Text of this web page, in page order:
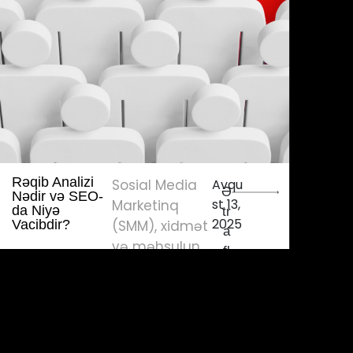
Rəqib Analizi
Nədir və SEO-
da Niyə
Vacibdir?
Sosial Media
Marketinq
(SMM), xidmət
və məhsulun
Avqu
st 13,
2025
Ə
tr
a
fl